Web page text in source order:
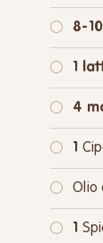
8-10
1
4
1
Olio
1